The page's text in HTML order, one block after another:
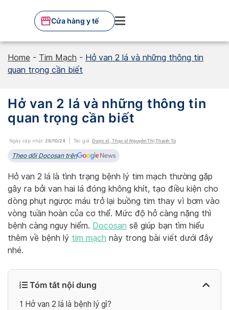
Cửa hàng y tế
Home - Tim Mạch - Hở van 2 lá và những thông tin
quan trọng cần biết
Hở van 2 lá và những thông tin
quan trọng cần biết
Ngày cập nhật: 28/10/24 Tác giả: Dược sĩ, Thạc sĩ Nguyễn Thị Thanh Tú
Theo dõi Docosan trên
Hở van 2 lá là tình trạng bệnh lý tim mạch thường gặp
gây ra bởi van hai lá đóng không khít, tạo điều kiện cho
dòng phụt ngược máu trở lại buồng tim thay vì bơm vào
vòng tuần hoàn của cơ thể. Mức độ hở càng nặng thì
bệnh càng nguy hiểm. Docosan sẽ giúp bạn tìm hiểu
thêm về bệnh lý tim mạch này trong bài viết dưới đây
nhé.
Tóm tắt nội dung
1 Hở van 2 lá là bệnh lý gì?